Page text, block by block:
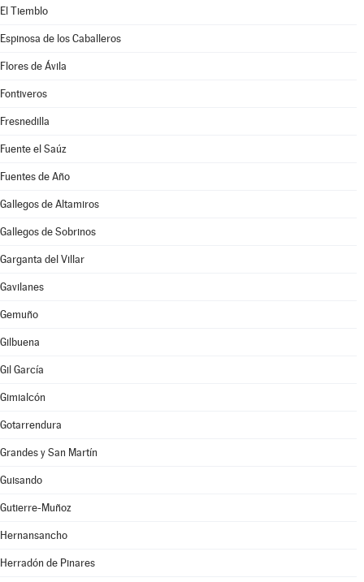
El Tiemblo
Espinosa de los Caballeros
Flores de Ávila
Fontiveros
Fresnedilla
Fuente el Saúz
Fuentes de Año
Gallegos de Altamiros
Gallegos de Sobrinos
Garganta del Villar
Gavilanes
Gemuño
Gilbuena
Gil García
Gimialcón
Gotarrendura
Grandes y San Martín
Guisando
Gutierre-Muñoz
Hernansancho
Herradón de Pinares